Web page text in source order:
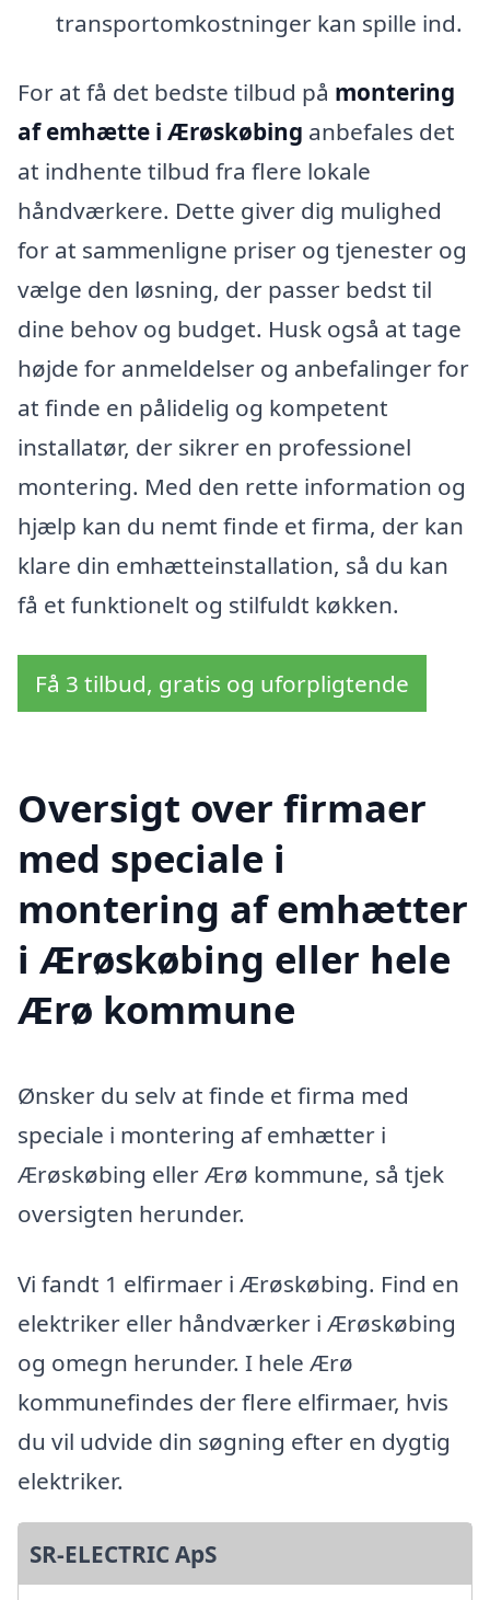
transportomkostninger kan spille ind.
For at få det bedste tilbud på montering
af emhætte i Ærøskøbing anbefales det
at indhente tilbud fra flere lokale
håndværkere. Dette giver dig mulighed
for at sammenligne priser og tjenester og
vælge den løsning, der passer bedst til
dine behov og budget. Husk også at tage
højde for anmeldelser og anbefalinger for
at finde en pålidelig og kompetent
installatør, der sikrer en professionel
montering. Med den rette information og
hjælp kan du nemt finde et firma, der kan
klare din emhætteinstallation, så du kan
få et funktionelt og stilfuldt køkken.
Få 3 tilbud, gratis og uforpligtende
Oversigt over firmaer
med speciale i
montering af emhætter
i Ærøskøbing eller hele
Ærø kommune
Ønsker du selv at finde et firma med
speciale i montering af emhætter i
Ærøskøbing eller Ærø kommune, så tjek
oversigten herunder.
Vi fandt 1 elfirmaer i Ærøskøbing. Find en
elektriker eller håndværker i Ærøskøbing
og omegn herunder. I hele Ærø
kommunefindes der flere elfirmaer, hvis
du vil udvide din søgning efter en dygtig
elektriker.
SR-ELECTRIC ApS